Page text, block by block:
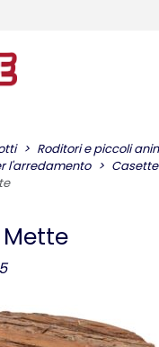
Roditori e piccoli
l'arredamento